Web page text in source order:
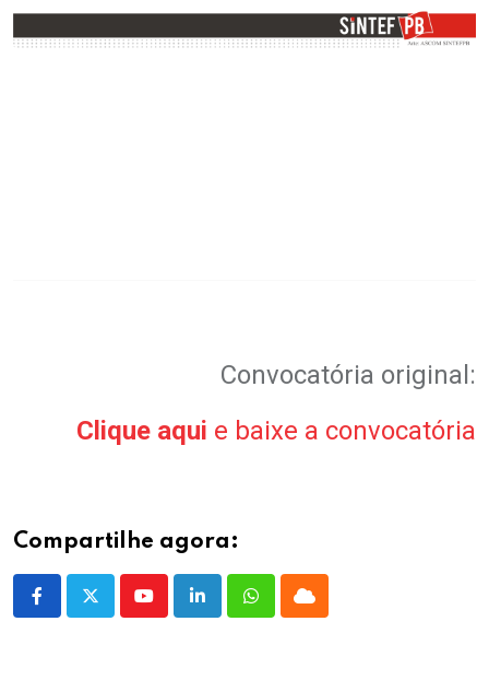
Convocatória original:
Clique aqui e baixe a convocatória
Compartilhe agora:
YoutubeLinkedInWhatsappCloud